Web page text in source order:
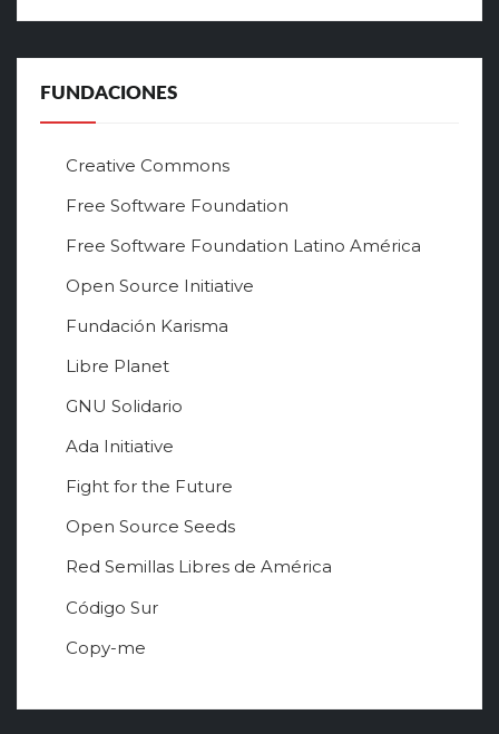
FUNDACIONES
Creative Commons
Free Software Foundation
Free Software Foundation Latino América
Open Source Initiative
Fundación Karisma
Libre Planet
GNU Solidario
Ada Initiative
Fight for the Future
Open Source Seeds
Red Semillas Libres de América
о
и
Código Sur
Copy-me